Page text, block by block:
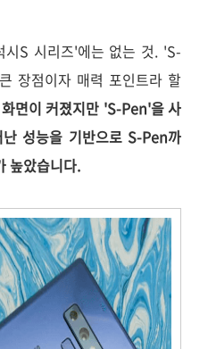
S 시리즈'에는 없는 것. 'S-
장점이자 매력 포인트라 할
면이 커졌지만 'S-Pen'을 사
성능을 기반으로 S-Pen까
높았습니다.